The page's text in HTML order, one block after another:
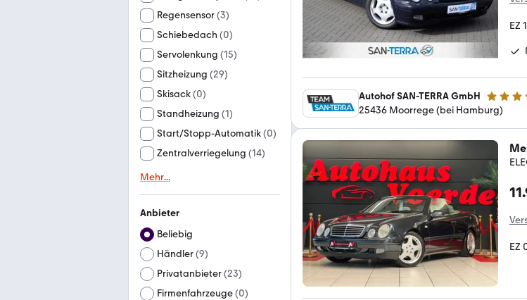
Regensensor(3)
Schiebedach (0)
Servolenkung (15)
Sitzheizung (29)
Skisack(0)
Standheizung (1)
Start/Stopp-Automatik(0)
Zentralverriegelung (14)
Mehr...
Anbieter
Beliebig
Händler(9)
Privatanbieter(23)
Firmenfahrzeuge(0)
EZ
Autohof SAN-TERRA GmbH 4.6
25436 Moorrege (bei Hamburg)
EZ